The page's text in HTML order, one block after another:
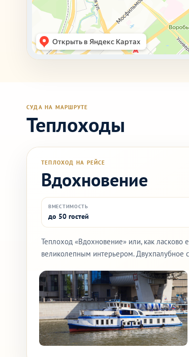
СУДА НА МАРШРУТЕ
Теплоходы
ТЕПЛОХОД НА РЕЙСЕ
Вдохновение
ВМЕСТИМОСТЬ
до 50 гостей
Теплоход «Вдохновение» или, как
великолепным интерьером. Двухпалубное